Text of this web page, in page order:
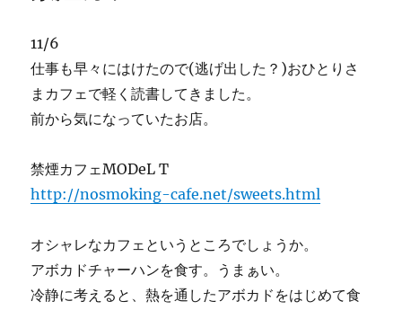
11/6
仕事も早々にはけたので(逃げ出した？)おひとりさ
まカフェで軽く読書してきました。
前から気になっていたお店。
禁煙カフェMODeL T
http://nosmoking-cafe.net/sweets.html
オシャレなカフェというところでしょうか。
アボカドチャーハンを食す。うまぁい。
冷静に考えると、熱を通したアボカドをはじめて食